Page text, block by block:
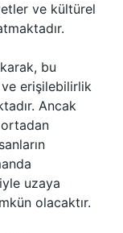
ve kültürel
bu
erişilebilirlik
Ancak
uzaya
olacaktır.